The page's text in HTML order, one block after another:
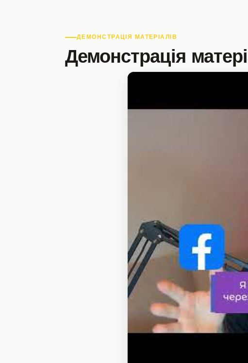
ДЕМОНСТРАЦІЯ МАТЕРІАЛІВ
Демонстрація